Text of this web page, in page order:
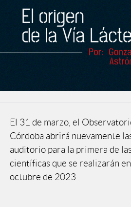
El 31 de marzo, el
Córdoba abrirá nuevamente
auditorio para la primera de
científicas que se realizarán
octubre de 2023